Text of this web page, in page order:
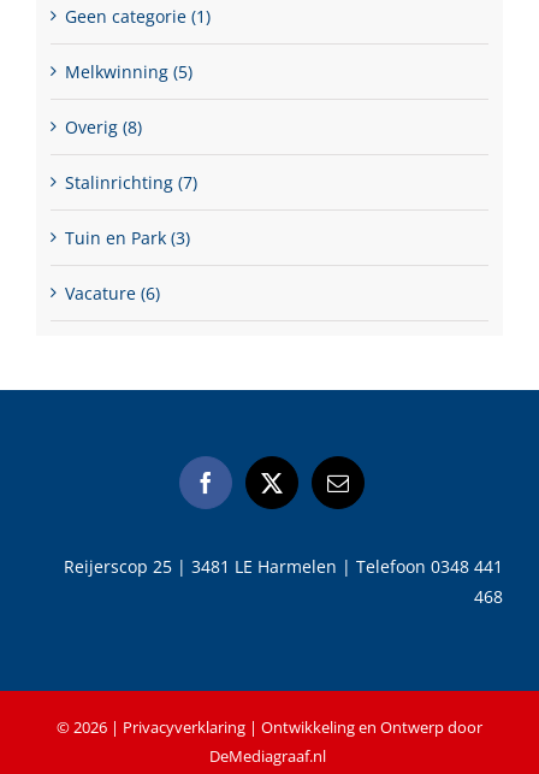
Geen categorie (1)
Melkwinning (5)
Overig (8)
Stalinrichting (7)
Tuin en Park (3)
Vacature (6)
Reijerscop 25 | 3481 LE Harmelen | Telefoon 0348 441
468
©2026 | Privacyverklaring | Ontwikkeling en Ontwerp door
DeMediagraaf.nl